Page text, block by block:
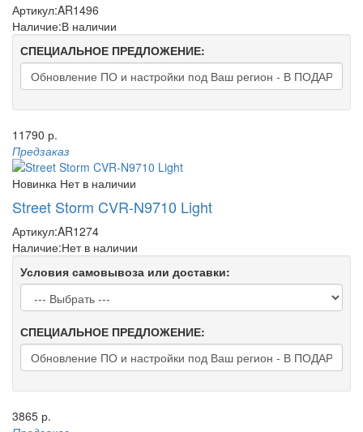
Артикул:AR1496
Наличие:В наличии
СПЕЦИАЛЬНОЕ ПРЕДЛОЖЕНИЕ:
11790 р.
Предзаказ
Новинка Нет в наличии
Street Storm CVR-N9710 Light
Артикул:AR1274
Наличие:Нет в наличии
Условия самовывоза или доставки:
СПЕЦИАЛЬНОЕ ПРЕДЛОЖЕНИЕ:
3865 р.